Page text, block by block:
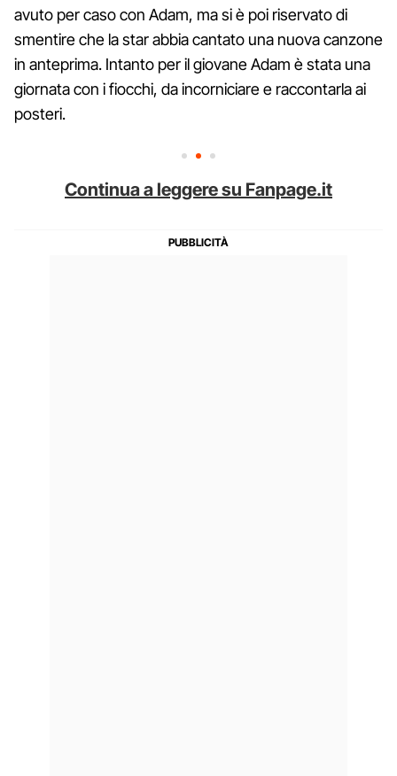
avuto per caso con Adam, ma si è poi riservato di
smentire che la star abbia cantato una nuova canzone
in anteprima. Intanto per il giovane Adam è stata una
giornata con i fiocchi, da incorniciare e raccontarla ai
posteri.
Continua a leggere su Fanpage.it